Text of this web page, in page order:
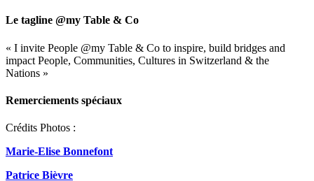
Le tagline @my Table & Co
« I invite People @my Table & Co to inspire, build bridges and
impact People, Communities, Cultures in Switzerland & the
Nations »
Remerciements spéciaux
Crédits Photos :
Marie-Elise Bonnefont
Patrice Bièvre